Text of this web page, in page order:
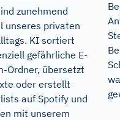
zunehmend
unseres privaten
KI sortiert
gefährliche E-
Ordner, übersetzt
oder erstellt
auf Spotify und
mit unserem